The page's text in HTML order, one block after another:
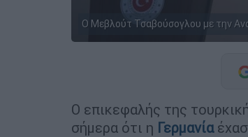
Ο Μεβλούτ Τσαβούσογλου με την
Ο επικεφαλής της
σήμερα ότι η Γερμανία